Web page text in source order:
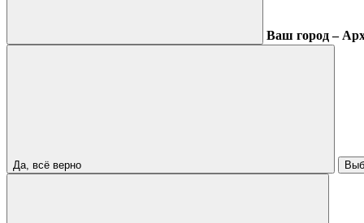
Ваш город –
Да, всё верно